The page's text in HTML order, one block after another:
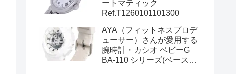
ートマティック
Ref.T1260101101300
AYA（フィットネスプロデ
ューサー）さんが愛用する
腕時計・カシオ ベビーG
BA-110 シリーズ(ベースモ